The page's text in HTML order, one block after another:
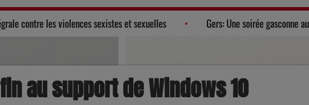
vœu en faveur d'une loi intégrale contre les violences sexistes et sexuelles
au support de Windows 10